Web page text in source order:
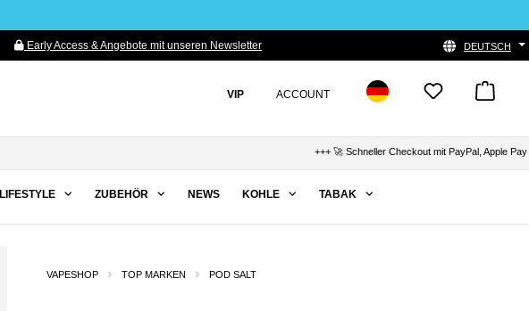
Early Access & Angebote mit unseren Newsletter DEUTSCH
VIP ACCOUNT
+++ 🚀 Schneller Checkout mit PayPal, Apple Pay
LIFESTYLE ZUBEHÖR NEWS KOHLE TABAK
VAPESHOP TOP MARKEN POD SALT